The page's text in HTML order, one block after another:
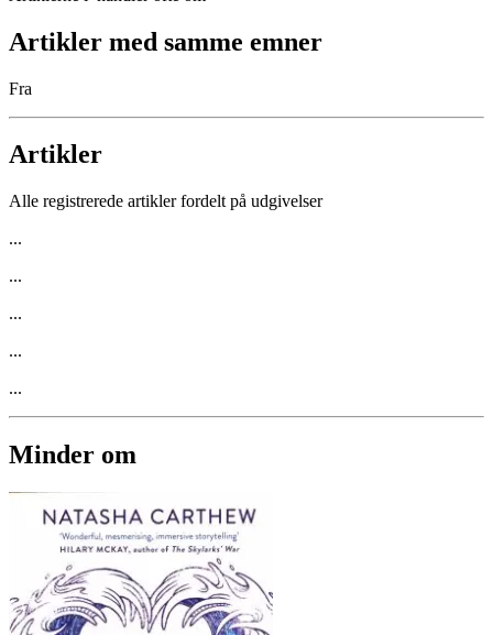
Artikler med samme emner
Fra
Artikler
Alle registrerede artikler fordelt på udgivelser
...
...
...
...
...
Minder om